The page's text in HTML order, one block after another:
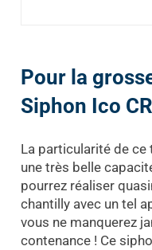
Pour la
Siphon Ico
La particularité de ce
une très belle
pourrez réaliser
chantilly avec un tel
vous ne manquerez
contenance ! Ce